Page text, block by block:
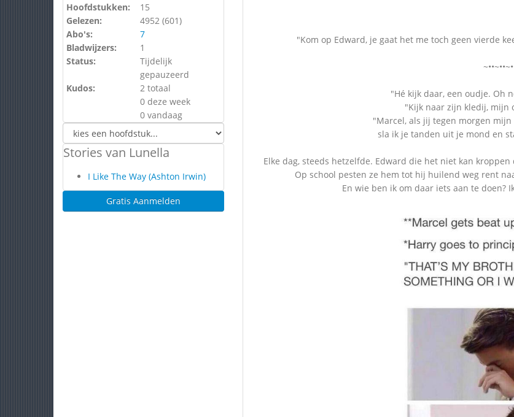
Hoofdstukken:
15
Gelezen:
4952 (601)
Abo's:
7
Bladwijzers:
1
Status:
Tijdelijk
gepauzeerd
Kudos:
2 totaal
0 deze week
0 vandaag
Stories van Lunella
I Like The Way (Ashton Irwin)
Gratis Aanmelden
"Kom op Edward, je gaat het me toch geen vierde
"Hé kijk daar, een oudje. Oh
"Kijk naar zijn kledij, mijn
"Marcel, als jij tegen morgen
sla ik je tanden uit je mond en
Elke dag, steeds hetzelfde. Edward die het niet kan
Op school pesten ze hem tot hij huilend weg rent
En wie ben ik om daar iets aan te doen?